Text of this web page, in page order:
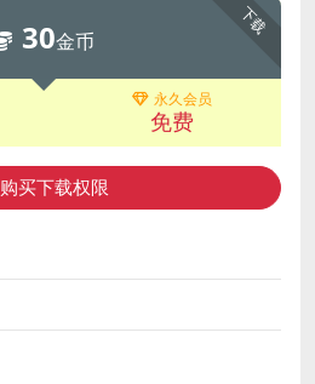
下载
30金币
永久会员
免费
购买下载权限